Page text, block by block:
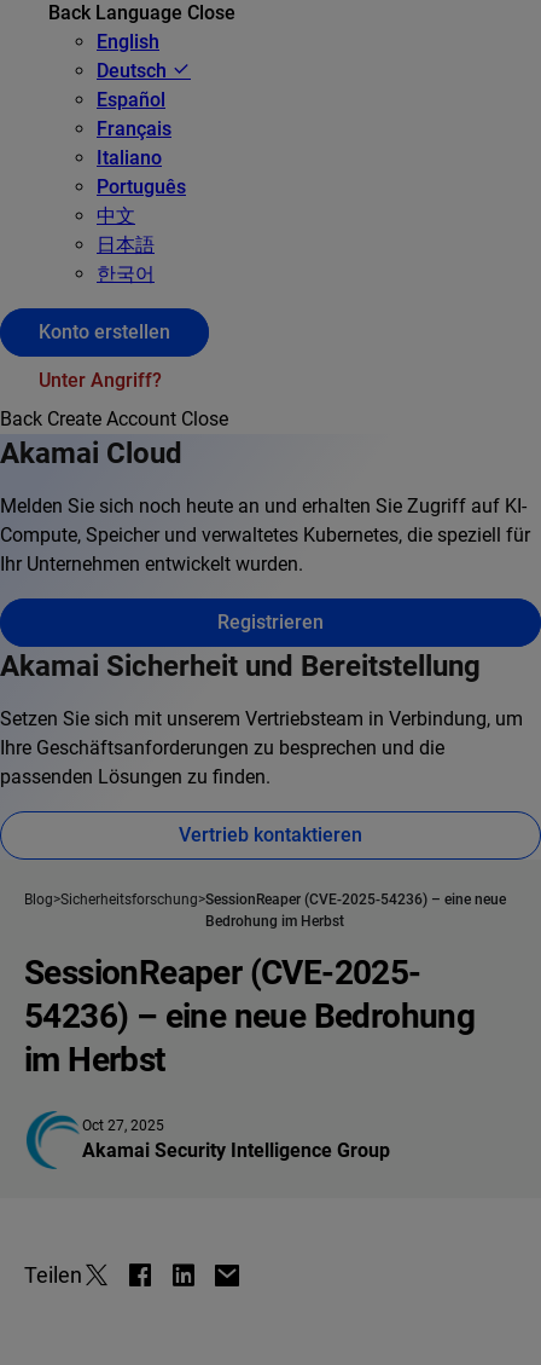
Back Language Close
English
Deutsch
Español
Français
Italiano
Português
中文
日本語
한국어
Konto erstellen
Unter Angriff?
Back Create Account Close
Akamai Cloud
Melden Sie sich noch heute an und erhalten Sie Zugriff auf KI-
Compute, Speicher und verwaltetes Kubernetes, die speziell für
Ihr Unternehmen entwickelt wurden.
Registrieren
Akamai Sicherheit und Bereitstellung
Setzen Sie sich mit unserem Vertriebsteam in Verbindung, um
Ihre Geschäftsanforderungen zu besprechen und die
passenden Lösungen zu finden.
Vertrieb kontaktieren
Blog Sicherheitsforschung SessionReaper (CVE-2025-54236) – eine neue
Bedrohung im Herbst
SessionReaper (CVE-2025-
54236) – eine neue Bedrohung
im Herbst
Oct 27, 2025
Akamai Security Intelligence Group
Teilen